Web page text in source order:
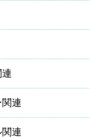
連
連